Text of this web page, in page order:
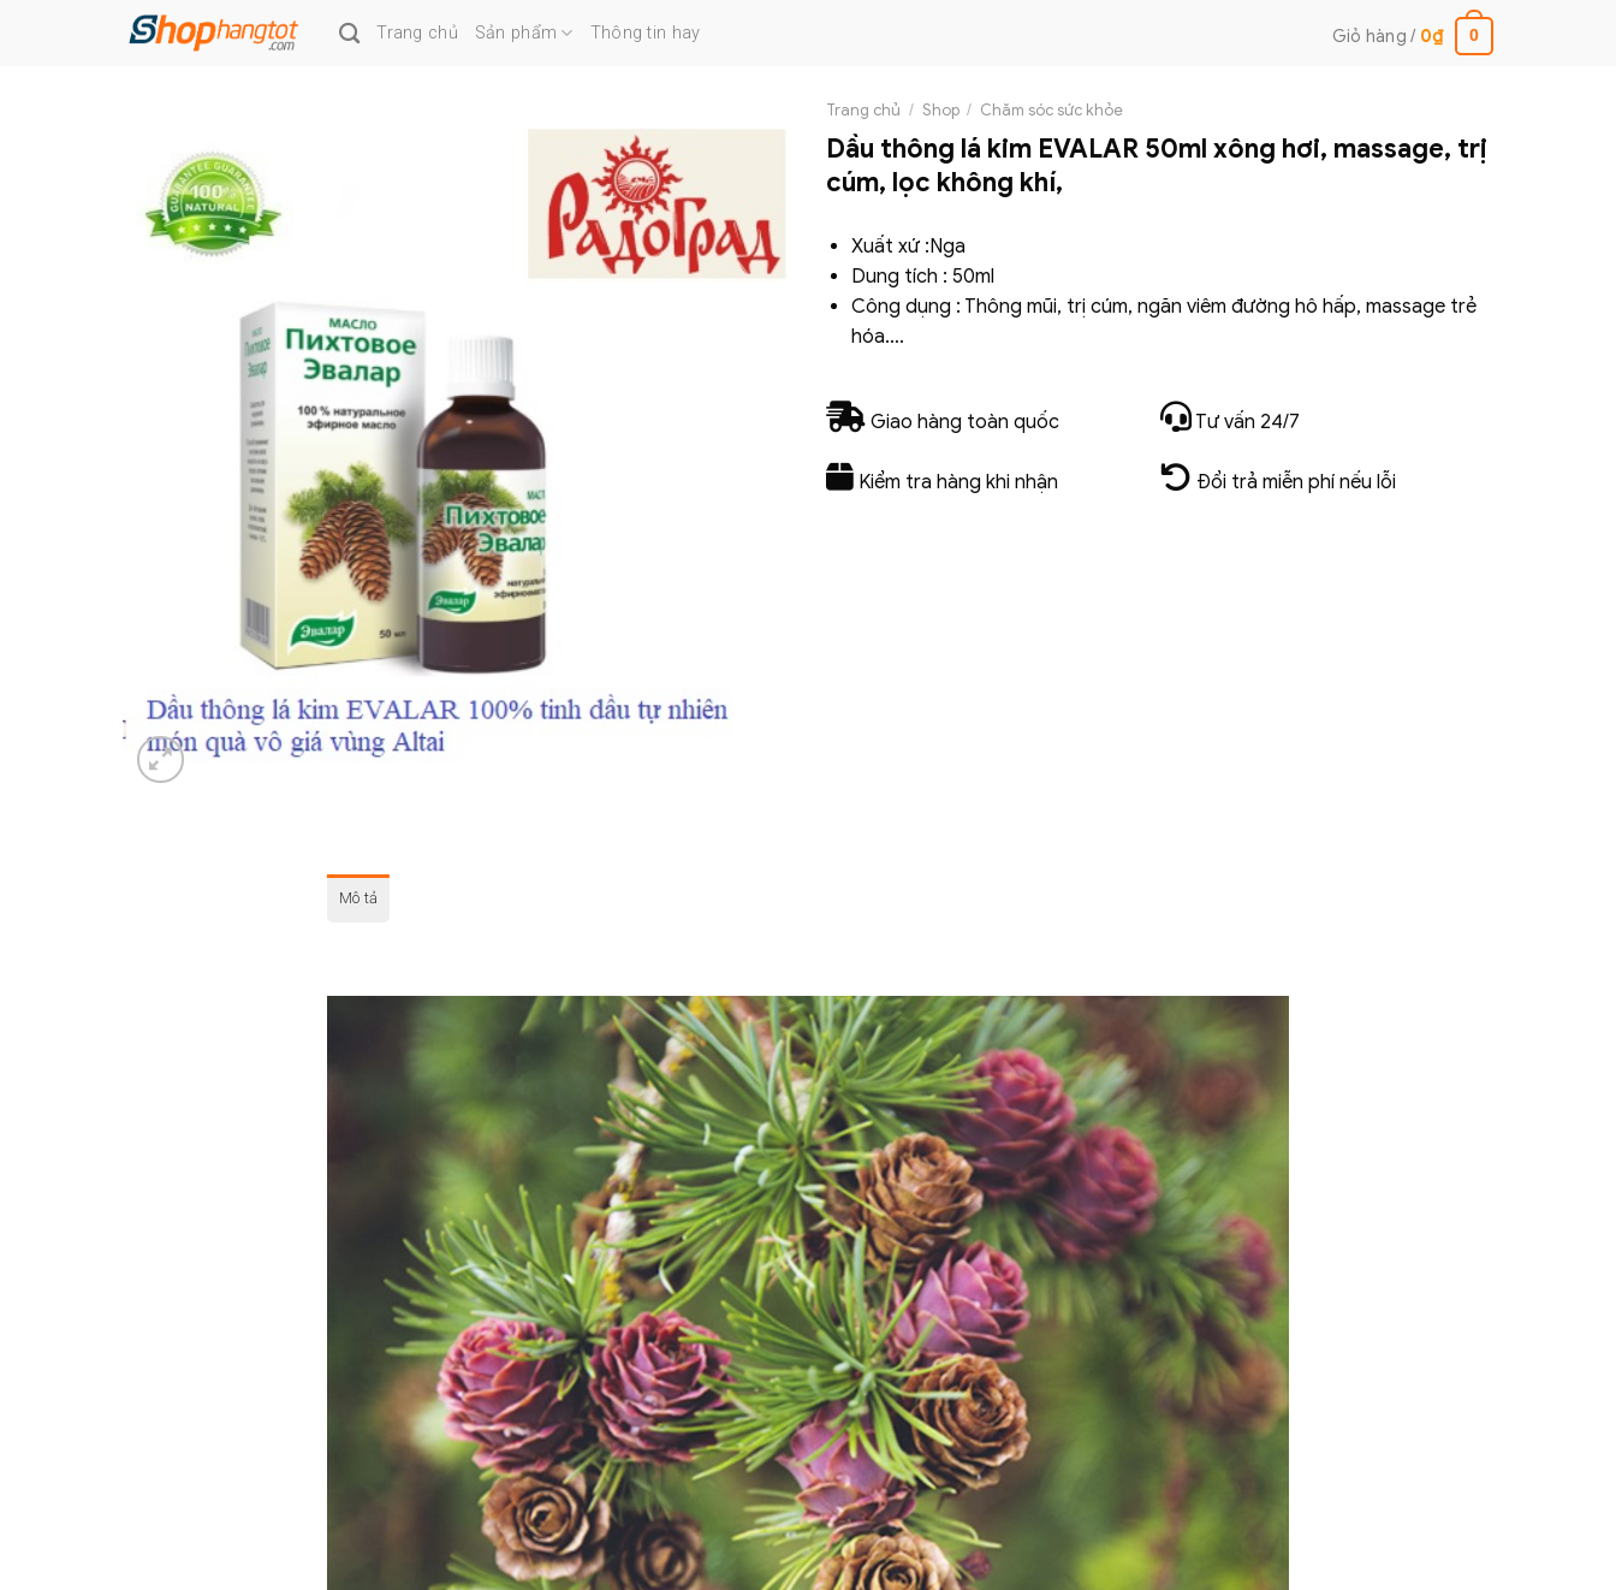
Trang chủ Sản phẩm Thông tin hay Giỏ hàng / 0₫ 0
Trang chủ / Shop / Chăm sóc sức khỏe
Dầu thông lá kim EVALAR 50ml xông hơi, massage, trị
cúm, lọc không khí,
Xuất xứ :Nga
Dung tích : 50ml
Công dụng : Thông mũi, trị cúm, ngăn viêm đường hô hấp, massage trẻ
hóa….
Giao hàng toàn quốc Tư vấn 24/7
Kiểm tra hàng khi nhận Đổi trả miễn phí nếu lỗi
Mô tả